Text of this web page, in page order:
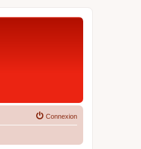
Connexion